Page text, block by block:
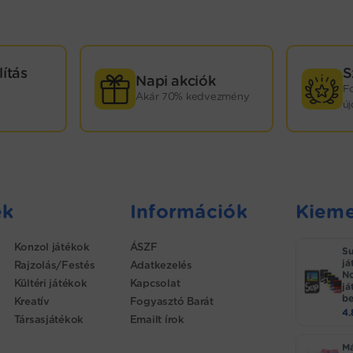
Napi akciók
Akár 70% kedvezmény
Konzol játékok
Rajzolás/Festés
Kültéri játékok
Kreatív
Társasjátékok
Információk
ÁSZF
Adatkezelés
Kapcsolat
Fogyasztó Barát
Emailt írok